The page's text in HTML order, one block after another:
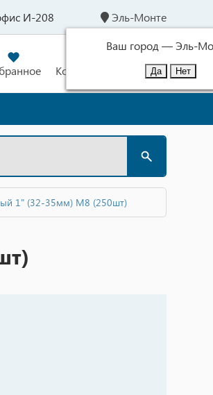
И-208
Эль-Монте
Ваш город —Эль-
Корзина Войти
1" (32-35мм) М8 (250шт)